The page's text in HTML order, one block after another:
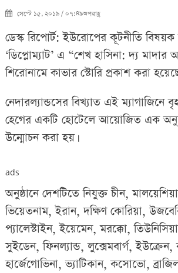
সেপ্টে ১৫, ২০১৯ / ০৭:৪৯অপরাহ্ণ
ডেস্ক রিপোর্ট: ইউরোপের কূটনীতি বিষয়ক
‘ডিপ্লোম্যাট’ এ “শেখ হাসিনা: দ্য মাদার
শিরোনামে কাভার স্টোরি প্রকাশ করা
নেদারল্যান্ডসের বিখ্যাত এই ম্যাগাজিনে
হেগের একটি হোটেলে আয়োজিত এক
উন্মোচন করা হয়।
ads
অনুষ্ঠানে দেশটিতে নিযুক্ত চীন,
ভিয়েতনাম, ইরান, দক্ষিণ কোরিয়া,
প্যালেস্টাইন, ইয়েমেন, মরক্কো,
সুইডেন, ফিনল্যান্ড, লুক্সেমবার্গ, ইউক্রেন,
হার্জেগোভিনা, ভ্যাটিকান, কসোভো,